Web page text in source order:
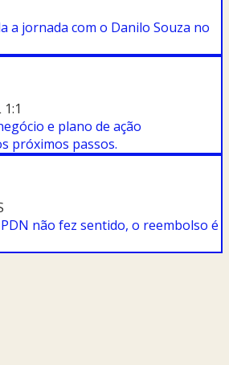
a jornada com o Danilo Souza no
e plano de ação
próximos passos.
não fez sentido, o reembolso é